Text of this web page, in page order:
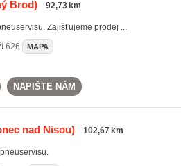
Brod) 92,73 km
Zajišťujeme prodej ...
626 MAPA
NAPIŠTE NÁM
nad Nisou) 102,67 km